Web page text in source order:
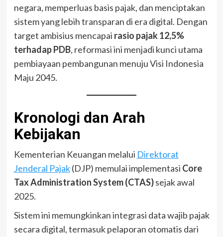
negara, memperluas basis pajak, dan menciptakan
sistem yang lebih transparan di era digital. Dengan
target ambisius mencapai rasio pajak 12,5%
terhadap PDB, reformasi ini menjadi kunci utama
pembiayaan pembangunan menuju Visi Indonesia
Maju 2045.
Kronologi dan Arah
Kebijakan
Kementerian Keuangan melalui Direktorat
Jenderal Pajak(DJP) memulai implementasi Core
Tax Administration System (CTAS)sejak awal
2025.
Sistem ini memungkinkan integrasi data wajib pajak
secara digital, termasuk pelaporan otomatis dari